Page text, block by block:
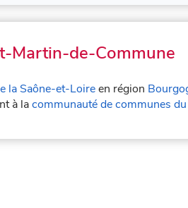
Martin-de-Commune
la Saône-et-Loireen région
à lacommunauté de communes